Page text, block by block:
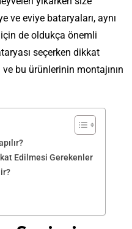
ve eviye bataryaları, aynı
de oldukça önemli
seçerken dikkat
bu ürünlerinin montajının
Edilmesi Gerekenler